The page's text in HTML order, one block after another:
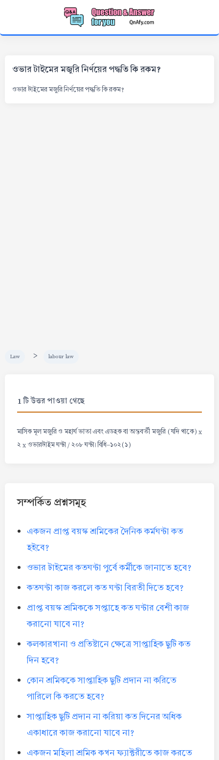
ওভার টাইমের মজুরি নির্ণয়ের পদ্ধতি কি রকম?
ওভার টাইমের মজুরি নির্ণয়ের পদ্ধতি কি রকম?
Law > labour law
1 টি উত্তর পাওয়া গেছে
মাসিক মূল মজুরি ও মহার্ঘ ভাতা এবং এডহক বা অন্তবর্তী মজুরি (যদি থাকে) x
২ x ওভারটাইম ঘন্টা / ২০৮ ঘন্টা। বিধি-১০২(১)
সম্পর্কিত প্রশ্নসমূহ
একজন প্রাপ্ত বয়স্ক শ্রমিকের দৈনিক কর্মঘন্টা কত
হইবে?
ওভার টাইমের কতঘন্টা পুর্বে কর্মীকে জানাতে হবে?
কতঘন্টা কাজ করলে কত ঘন্টা বিরতী দিতে হবে?
প্রাপ্ত বয়স্ক শ্রমিককে সপ্তাহে কত ঘন্টার বেশী কাজ
করানো যাবে না?
কলকারখানা ও প্রতিষ্টানে ক্ষেত্রে সাপ্তাহিক ছুটি কত
দিন হবে?
কোন শ্রমিককে সাপ্তাহিক ছুটি প্রদান না করিতে
পারিলে কি করতে হবে?
সাপ্তাহিক ছুটি প্রদান না করিয়া কত দিনের অধিক
একাধারে কাজ করানো যাবে না?
একজন মহিলা শ্রমিক কখন ফ্যাক্টরীতে কাজ করতে